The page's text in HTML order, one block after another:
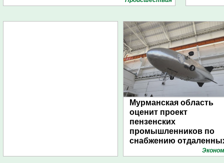
Мурманская область
оценит проект
пензенских
промышленников по
снабжению
поселений с помощью